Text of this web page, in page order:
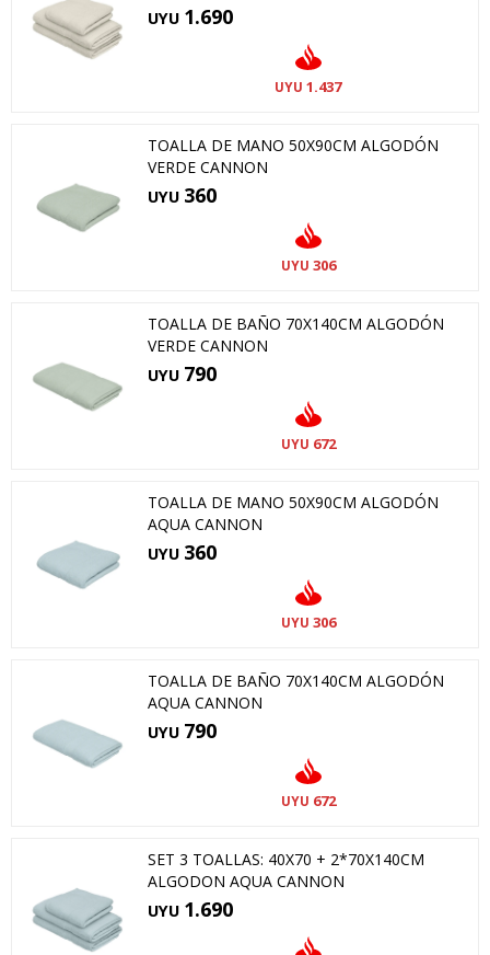
UYU 1.690
UYU 1.437
TOALLA DE MANO 50X90CM ALGODÓN
VERDE CANNON
UYU 360
UYU 306
TOALLA DE BAÑO 70X140CM ALGODÓN
VERDE CANNON
UYU 790
UYU 672
TOALLA DE MANO 50X90CM ALGODÓN
AQUA CANNON
UYU 360
UYU 306
TOALLA DE BAÑO 70X140CM ALGODÓN
AQUA CANNON
UYU 790
UYU 672
SET 3 TOALLAS: 40X70 + 2*70X140CM
ALGODON AQUA CANNON
UYU 1.690